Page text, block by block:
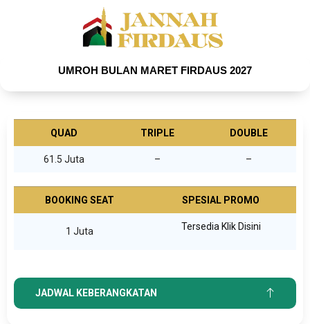
UMROH BULAN MARET FIRDAUS 2027
QUAD TRIPLE DOUBLE
61.5 Juta – –
BOOKING SEAT SPESIAL PROMO
1 Juta Tersedia Klik Disini
JADWAL KEBERANGKATAN